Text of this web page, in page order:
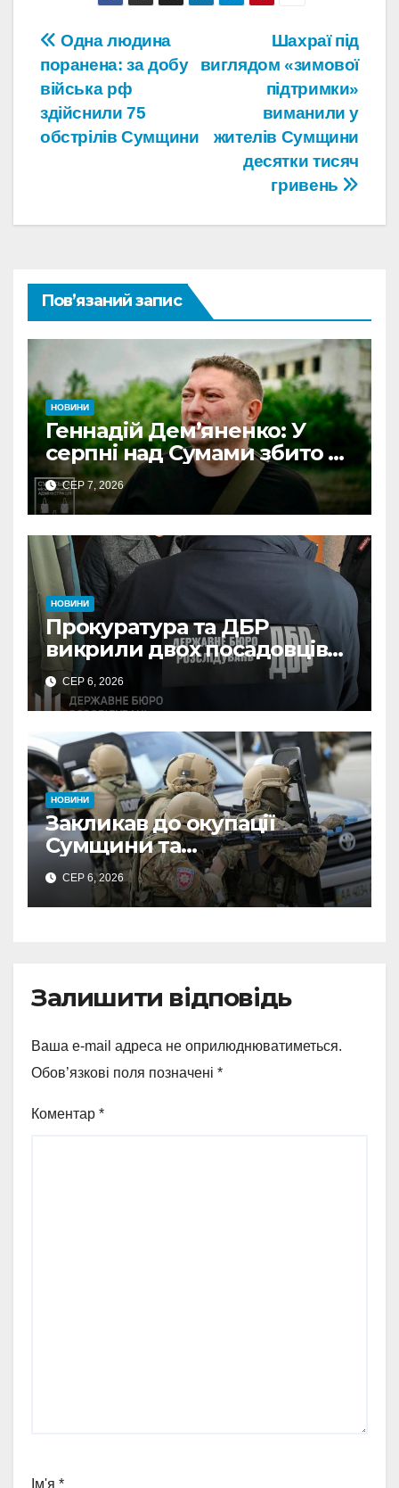
Навігація
записів
Шахраї під
виглядом «зимової
підтримки»
виманили у
жителів Сумщини
десятки тисяч
гривень
Одна людина
поранена: за добу
війська рф
здійснили 75
обстрілів Сумщини
Пов’язаний запис
НОВИНИ
Геннадій Дем’яненко: У
серпні над Сумами збито 6
КАБів
СЕР 7, 2026
НОВИНИ
Прокуратура та ДБР
викрили двох посадовців
ДПС Сумщини на вимаганні
неправомірної вигоди у
ФОПа
СЕР 6, 2026
НОВИНИ
Закликав до окупації
Сумщини та
виправдовував обстріли:
СБУ викрила
прокремлівського агітатора
СЕР 6, 2026
Залишити відповідь
Ваша e-mail адреса не оприлюднюватиметься.
Обов’язкові поля позначені *
Коментар *
Ім'я *